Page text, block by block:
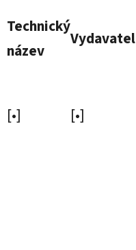
Technický
název
Vydavatel
[•] [•]